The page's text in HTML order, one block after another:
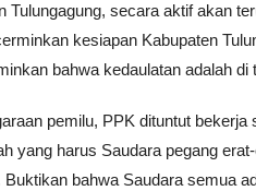
Tulungagung, secara aktif akan
kesiapan Kabupaten
bahwa kedaulatan adalah di
pemilu, PPK dituntut
yang harus Saudara pegang
bahwa Saudara semua